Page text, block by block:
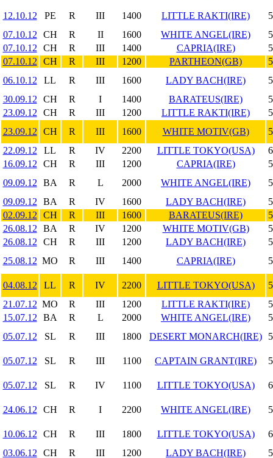
12.10.12 PE R III 1400 LITTLE RAKTI(IRE)
07.10.12
CH R II 1600 WHITE ANGEL(IRE)
07.10.12
CH R III 1400 CAPRIA(IRE)
07.10.12
CH R III 1200 PARTHEON(GB)
06.10.12
LL R III 1600 LADY BACH(IRE)
30.09.12
CH R I 1400 BARATEUS(IRE)
23.09.12
CH R III 1200 LITTLE RAKTI(IRE)
23.09.12
CH R III 1600 WHITE MOTIV(GB)
22.09.12
LL R IV 2200 LITTLE TOKYO(USA)
16.09.12
CH R III 1200 CAPRIA(IRE)
09.09.12
BA R L 2000 WHITE ANGEL(IRE)
09.09.12
BA R IV 1600 LADY BACH(IRE)
02.09.12
CH R III 1600 BARATEUS(IRE)
26.08.12
BA R IV 1200 WHITE MOTIV(GB)
26.08.12
CH R III 1200 LADY BACH(IRE)
25.08.12 MO R III 1400 CAPRIA(IRE)
04.08.12 LL R IV 2200 LITTLE TOKYO(USA)
21.07.12 MO R III 1200 LITTLE RAKTI(IRE)
15.07.12
BA R L 2000 WHITE ANGEL(IRE)
05.07.12
SL R III 1800 DESERT MONARCH(IRE)
05.07.12 SL R III 1100 CAPTAIN GRANT(IRE)
05.07.12 SL R IV 1100 LITTLE TOKYO(USA)
24.06.12 CH R I 2200 WHITE ANGEL(IRE)
10.06.12 CH R III 1800 LITTLE TOKYO(USA)
03.06.12
CH R III 1200 LADY BACH(IRE)